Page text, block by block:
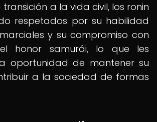
a la vida civil, los ronin
respetados por su habilidad
y su compromiso con
honor samurái, lo que les
oportunidad de mantener su
a la sociedad de formas